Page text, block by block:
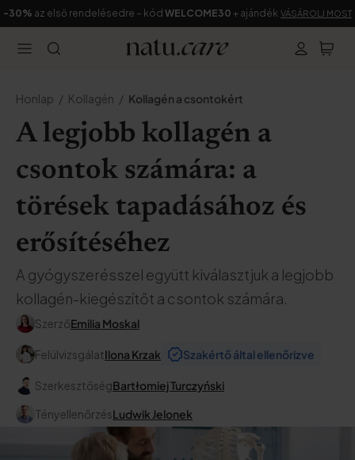
-30% az első rendelésedre – kód WELCOME30 + ajándék VÁSÁROLJ MOST
Honlap Kollagén Kollagén a csontokért
A legjobb kollagén a
csontok számára: a
törések tapadásához és
erősítéséhez
A gyógyszerésszel együtt kiválasztjuk a legjobb
kollagén-kiegészítőt a csontok számára.
SzerzőEmilia Moskal
FelülvizsgálatIlona Krzak Szakértő által ellenőrizve
SzerkesztőségBartłomiej Turczyński
TényellenőrzésLudwik Jelonek